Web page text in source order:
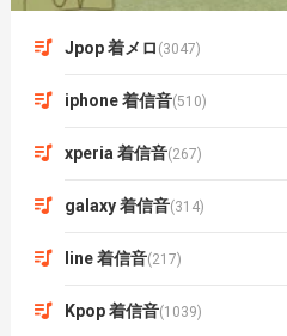
Jpop 着メロ (3047)
iphone 着信音(510)
xperia 着信音(267)
galaxy 着信音(314)
line 着信音(217)
Kpop 着信音(1039)